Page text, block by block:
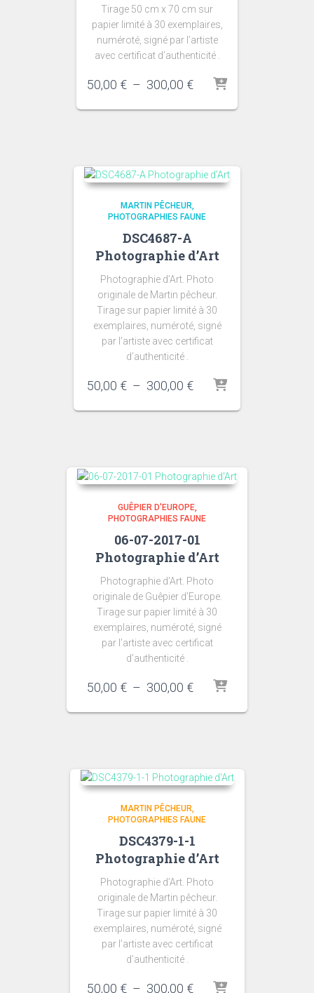
Tirage 50 cm x 70 cm sur
papier limité à 30 exemplaires,
numéroté, signé par l’artiste
avec certificat d’authenticité .
50,00 € – 300,00 €Plage
prix :
MARTIN PÊCHEUR
PHOTOGRAPHIES FAUNE
DSC4687-A
Photographie d’Art
Photographie d’Art. Photo
originale de Martin pêcheur.
Tirage sur papier limité à 30
exemplaires, numéroté, signé
par l’artiste avec certificat
d’authenticité .
50,00 € – 300,00 €Plage
prix :
GUÊPIER D'EUROPE
PHOTOGRAPHIES FAUNE
06-07-2017-01
Photographie d’Art
Photographie d’Art. Photo
originale de Guêpier d’Europe.
Tirage sur papier limité à 30
exemplaires, numéroté, signé
par l’artiste avec certificat
d’authenticité .
50,00 € – 300,00 €Plage
prix :
MARTIN PÊCHEUR
PHOTOGRAPHIES FAUNE
DSC4379-1-1
Photographie d’Art
Photographie d’Art. Photo
originale de Martin pêcheur.
Tirage sur papier limité à 30
exemplaires, numéroté, signé
par l’artiste avec certificat
d’authenticité .
50,00 € – 300,00 €Plage